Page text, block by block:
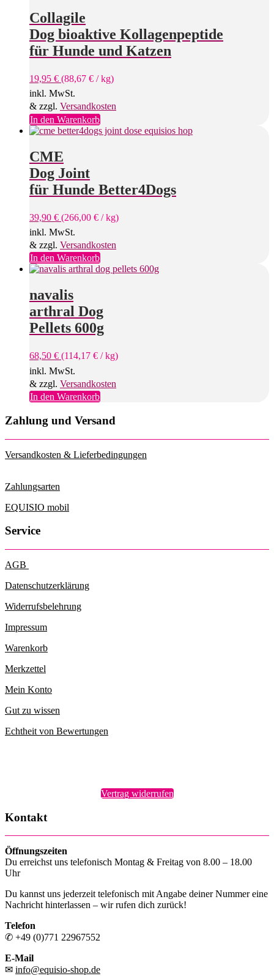
Collagile
Dog bioaktive Kollagenpeptide
für Hunde und Katzen
19,95 € (88,67 € /kg)
inkl. MwSt.
& zzgl. Versandkosten
In den Warenkorb
CME
Dog Joint
für Hunde Better4Dogs
39,90 € (266,00 € /kg)
inkl. MwSt.
& zzgl. Versandkosten
In den Warenkorb
navalis
arthral Dog
Pellets 600g
68,50 € (114,17 € /kg)
inkl. MwSt.
& zzgl. Versandkosten
In den Warenkorb
Zahlung und Versand
Versandkosten & Lieferbedingungen
Zahlungsarten
EQUISIO mobil
Service
AGB
Datenschutzerklärung
Widerrufsbelehrung
Impressum
Warenkorb
Merkzettel
Mein Konto
Gut zu wissen
Echtheit von Bewertungen
Vertrag widerrufen
Kontakt
Öffnungszeiten
Du erreichst uns telefonisch Montag & Freitag von 8.00 – 18.00
Uhr
Du kannst uns jederzeit telefonisch mit Angabe deiner Nummer eine
Nachricht hinterlassen – wir rufen dich zurück!
Telefon
✆ +49 (0)771 22967552
E-Mail
✉ info@equisio-shop.de